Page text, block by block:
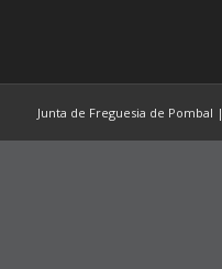
Junta de Freguesia de Pombal |